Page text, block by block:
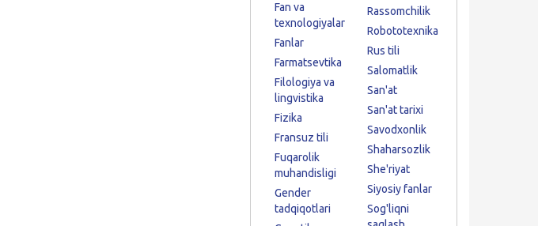
Fan va
texnologiyalar
Fanlar
Farmatsevtika
Filologiya va
lingvistika
Fizika
Fransuz tili
Fuqarolik
muhandisligi
Gender
tadqiqotlari
Rassomchilik
Robototexnika
Rus tili
Salomatlik
San'at
San'at tarixi
Savodxonlik
Shaharsozlik
She'riyat
Siyosiy fanlar
Sog'liqni